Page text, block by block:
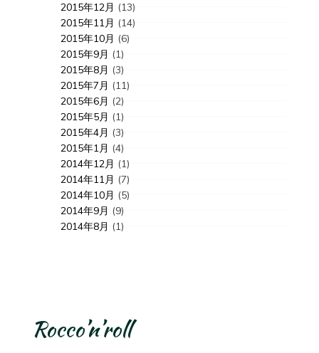
2015年12月 (13)
2015年11月 (14)
2015年10月 (6)
2015年9月 (1)
2015年8月 (3)
2015年7月 (11)
2015年6月 (2)
2015年5月 (1)
2015年4月 (3)
2015年1月 (4)
2014年12月 (1)
2014年11月 (7)
2014年10月 (5)
2014年9月 (9)
2014年8月 (1)
Rocco’n’roll